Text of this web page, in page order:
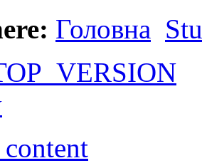
Головна